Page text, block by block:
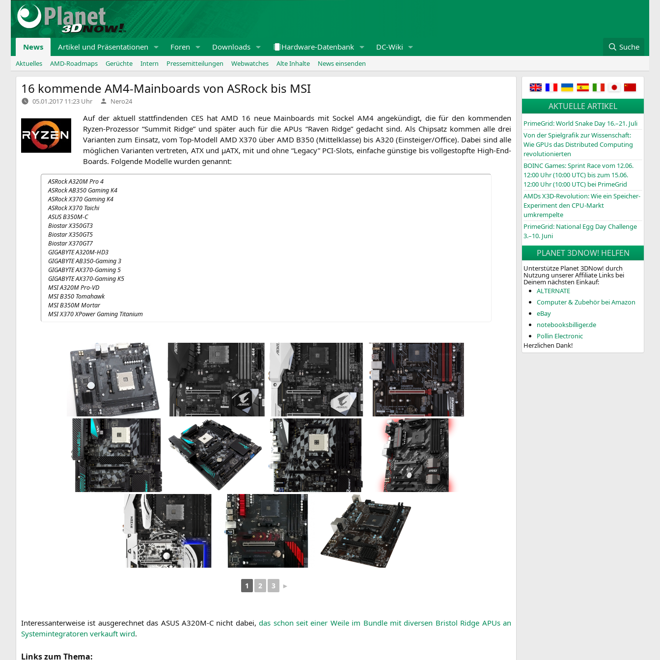
Zum
Inhalt
springen
News Artikel und Präsentationen Foren Downloads Hardware-Datenbank DC-Wiki Suche
Aktuelles AMD-Roadmaps Gerüchte Intern Pressemitteilungen Webwatches Alte Inhalte News einsenden
16 kommende AM4-Mainboards von ASRock bis MSI
05.01.2017 11:23 Uhr Verfasst
von
Nero24
Auf der aktu­ell statt­fin­den­den CES hat AMD 16 neue Main­boards mit Sockel AM4ange­kün­digt, die für den kom­men­den
Ryzen-Pro­zes­sor “Sum­mit Ridge” und spä­ter auch für die APUs “Raven Ridge” gedacht sind. Als Chip­satz kom­men alle drei
Vari­an­ten zum Ein­satz, vom Top-Modell AMD X370 über AMD B350 (Mit­tel­klas­se) bis A320 (Einsteiger/Office). Dabei sind alle
mög­li­chen Vari­an­ten ver­tre­ten, ATXund µATX, mit und ohne “Lega­cy” PCI-Slots, ein­fa­che güns­ti­ge bis voll­ge­stopf­te High-End-
Boards. Fol­gen­de Model­le wur­den genannt:
ASRockA320MPro 4
ASRockAB350 Gam­ingK4
ASRockX370 Gam­ingK4
ASRockX370 Taichi
ASUSB350M‑C
Bio­starX350GT3
Bio­starX350GT5
Bio­starX370GT7
GIGABYTEA320M-HD3
GIGABYTEAB350-Gam­ing 3
GIGABYTEAX370-Gam­ing 5
GIGABYTEAX370-Gam­ingK5
MSIA320MPro-VD
MSIB350 Tomahawk
MSIB350MMortar
MSIX370XPower Gam­ing Titanium
1 2 3 ►
Inter­es­san­ter­wei­se ist aus­ge­rech­net das ASUS A320M‑C nicht dabei,das schon seit einer Wei­le im Bund­le mit diver­sen Bris­tol Ridge APUs an
Sys­tem­in­te­gra­to­ren ver­kauft wird.
Links zum Thema:
AKTUELLE ARTIKEL
PrimeGrid: World Snake Day 16.–21. Juli
Von der Spielgrafik zur Wissenschaft:
Wie GPUs das Distributed Computing
revolutionierten
BOINCGames: Sprint Race vom 12.06.
12:00 Uhr (10:00 UTC) bis zum 15.06.
12:00 Uhr (10:00 UTC) bei PrimeGrid
AMDs X3D-Revolution: Wie ein Speicher-
Experiment den CPU-Markt
umkrempelte
PrimeGrid: National Egg Day Challenge
3.–10. Juni
PLANET 3DNOW! HELFEN
Unterstütze Planet 3DNow! durch
Nutzung unserer Affiliate Links bei
Deinem nächsten Einkauf:
ALTERNATE
Computer & Zubehör bei Amazon
eBay
notebooksbilliger.de
Pollin Electronic
Herzlichen Dank!